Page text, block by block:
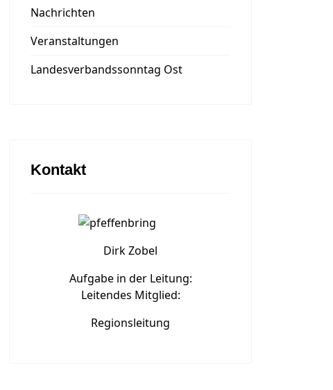
Nachrichten
Veranstaltungen
Landesverbandssonntag Ost
Kontakt
Dirk Zobel
Aufgabe in der Leitung:
Leitendes Mitglied:
Regionsleitung